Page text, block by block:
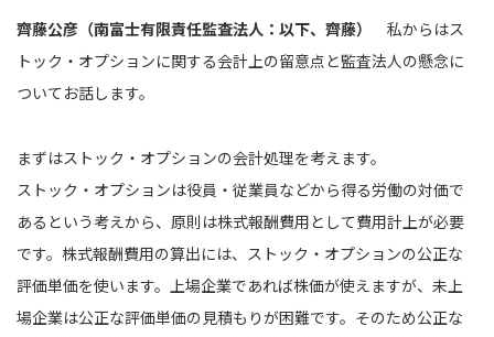
齊藤公彦（南富士有限責任監査法人：以下、齊藤）
私からはス
トック・オプションに関する会計上の留意点と監査法人の懸念に
ついてお話します。
まずはストック・オプションの会計処理を考えます。
ストック・オプションは役員・従業員などから得る労働の対価で
あるという考えから、原則は株式報酬費用として費用計上が必要
です。株式報酬費用の算出には、ストック・オプションの公正な
評価単価を使います。上場企業であれば株価が使えますが、未上
場企業は公正な評価単価の見積もりが困難です。そのため公正な